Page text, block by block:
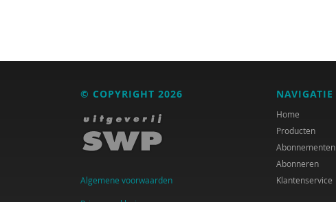
Pharos
Nederlandse Vereniging
Audrey Alards
Ria Andrews
© COPYRIGHT 2026
Algemene voorwaarden
NAVIGATIE
Home
Producten
Abonnementen
Abonneren
Klantenservice